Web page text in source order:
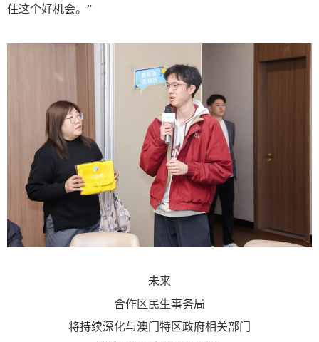
住这个好机会。”
未来
合作区民生事务局
将持续深化与澳门特区政府相关部门